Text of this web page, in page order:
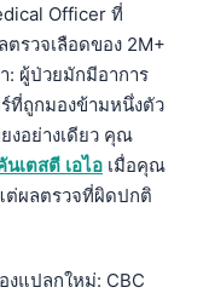
Officer ที่
รวจเลือดของ 2M+
: ผู้ป่วยมักมีอาการ
ที่ถูกมองข้ามหนึ่งตัว
งอย่างเดียว คุณ
นเตสตี เอไอ เมื่อคุณ
ต่ผลตรวจที่ผิดปกติ
งแปลกใหม่: CBC